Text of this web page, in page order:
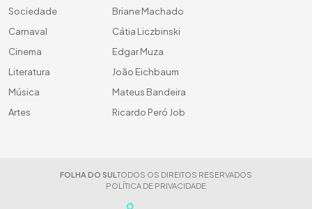
Sociedade
Carnaval
Cinema
Literatura
Música
Artes
Briane Machado
Cátia Liczbinski
Edgar Muza
João Eichbaum
Mateus Bandeira
Ricardo Peró Job
FOLHA DO SUL TODOS OS DIREITOS RESERVADOS
POLÍTICA DE PRIVACIDADE